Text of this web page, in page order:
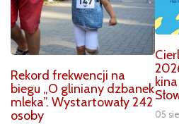
Rekord frekwencji na
biegu „O gliniany dzbanek
mleka”. Wystartowały 242
osoby
05